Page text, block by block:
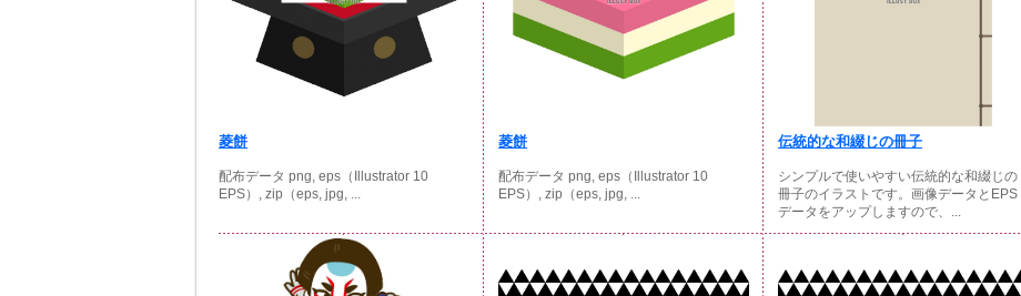
菱餅
配布データ png, eps（Illustrator 10
EPS）, zip（eps, jpg, ...
菱餅
配布データ png, eps（Illustrator 10
EPS）, zip（eps, jpg, ...
伝統的な和綴じの冊子
シンプルで使いやすい伝統的な和綴じの
冊子のイラストです。画像データとEPS
データをアップしますので、...